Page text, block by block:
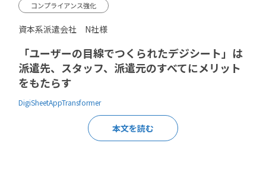
コンプライアンス強化
資本系派遣会社 N社様
「ユーザーの目線でつくられたデジシート」は
派遣先、スタッフ、派遣元のすべてにメリット
をもたらす
DigiSheetAppTransformer
本文を読む